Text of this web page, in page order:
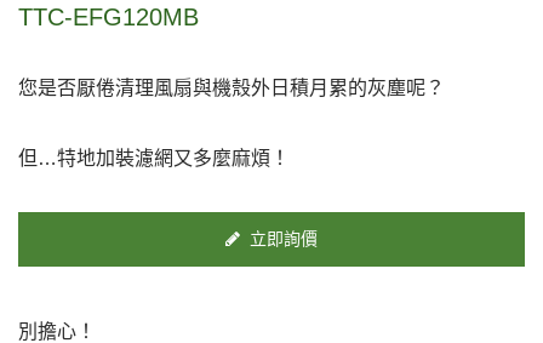
TTC-EFG120MB
您是否厭倦清理風扇與機殼外日積月累的灰塵呢？
但…特地加裝濾網又多麼麻煩！
立即詢價
別擔心！